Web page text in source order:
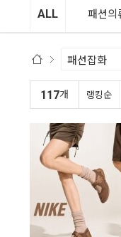
ALL 패션의
117개 랭킹순